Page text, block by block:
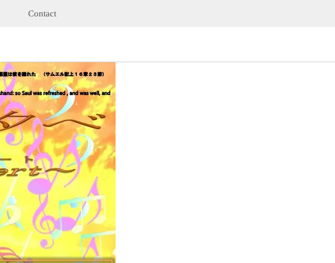
Contact